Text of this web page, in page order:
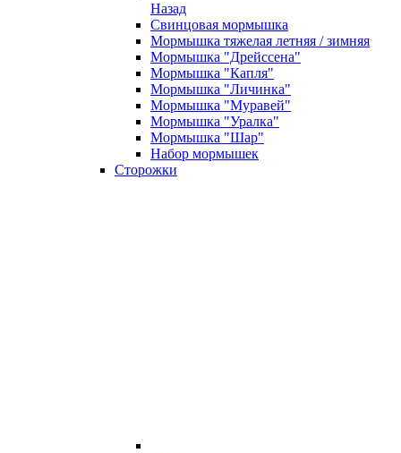
Назад
Свинцовая мормышка
Мормышка тяжелая летняя / зимняя
Мормышка "Дрейссена"
Мормышка "Капля"
Мормышка "Личинка"
Мормышка "Муравей"
Мормышка "Уралка"
Мормышка "Шар"
Набор мормышек
Сторожки